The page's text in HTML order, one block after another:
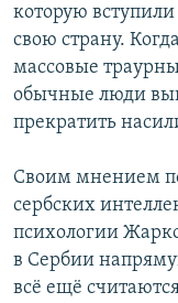
которую
свою страну.
массовые
обычные люди
прекратить
Своим мнением
сербских
психологии
в Сербии
всё ещё